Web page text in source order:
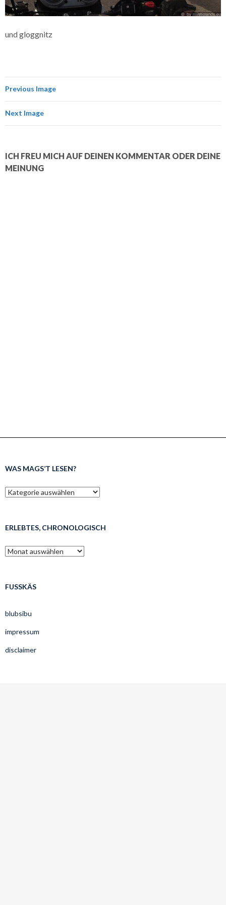
und gloggnitz
Previous Image
Next Image
ICH FREU MICH AUF DEINEN KOMMENTAR ODER DEINE
MEINUNG
WAS MAGS’T LESEN?
was
mags’t
ERLEBTES, CHRONOLOGISCH
erlebtes,
chronologisch
FUSSKÄS
blubsibu
impressum
disclaimer